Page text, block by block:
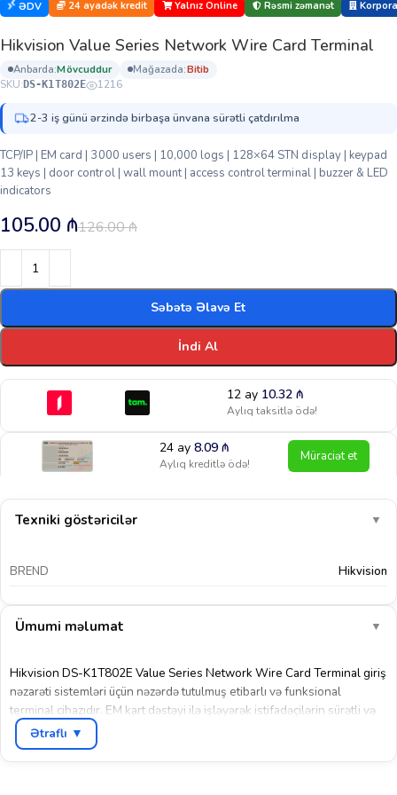
ƏDV 24 ayadək kredit Yalnız Online Rəsmi zəmanət
Hikvision Value Series Network Wire Card Terminal
anbarda: mövcuddur mağazada:
bi̇ti̇b
SKU:DS-K1T802E 1216
2-3 iş günü ərzində birbaşa ünvana sürətli çatdırılma
TCP/IP | EM card | 3000 users | 10,000 logs | 128×64 STN display | keypad
13 keys | door control | wall mount | access control terminal | buzzer & LED
indicators
126.00₼
105.00 ₼
Səbətə Əlavə Et
İndi Al
12 ay 10.32 ₼
Aylıq taksitlə ödə!
24 ay8.09₼
Aylıq kreditlə ödə! Müraciət et
Texniki göstəricilər ▼
BREND Hikvision
Ümumi məlumat ▼
Hikvision DS-K1T802E Value Series Network Wire Card Terminal giriş
nəzarəti sistemləri üçün nəzərdə tutulmuş etibarlı və funksional
terminal cihazıdır. EM kart dəstəyi ilə işləyərək istifadəçilərin sürətli və
təhlükəsiz identifikasiyasını təmin edir. TCP/IP uplink bağlantısı
sayəsində şəbəkəyə asan inteqrasiya olunur və mərkəzləşdirilmiş
Ətraflı ▼